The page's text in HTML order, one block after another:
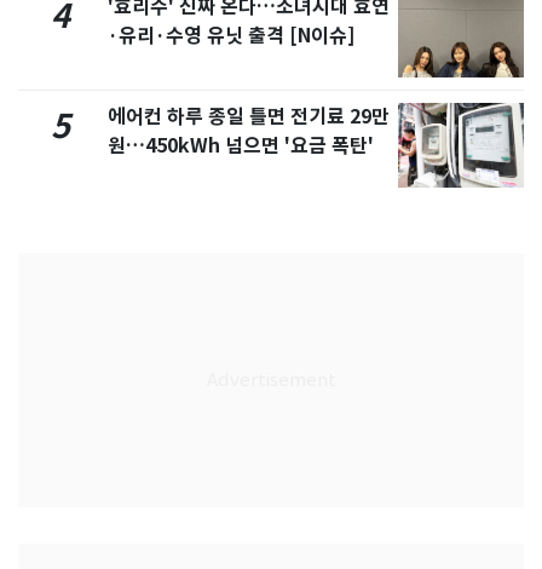
4
'효리수' 진짜 온다…소녀시대 효연
·유리·수영 유닛 출격 [N이슈]
5
에어컨 하루 종일 틀면 전기료 29만
원…450kWh 넘으면 '요금 폭탄'